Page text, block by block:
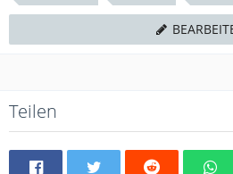
Teilen